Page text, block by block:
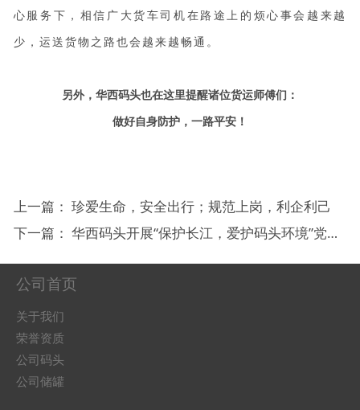
心服务下，相信广大货车司机在路途上的烦心事会越来越
少，运送货物之路也会越来越畅通。
另外，华西码头也在这里提醒诸位货运师傅们：
做好自身防护，一路平安！
上一篇： 珍爱生命，安全出行；规范上岗，利企利己
下一篇： 华西码头开展“保护长江，爱护码头环境”党员活动
公司首页
关于我们
荣誉资质
公司码头
公司储罐